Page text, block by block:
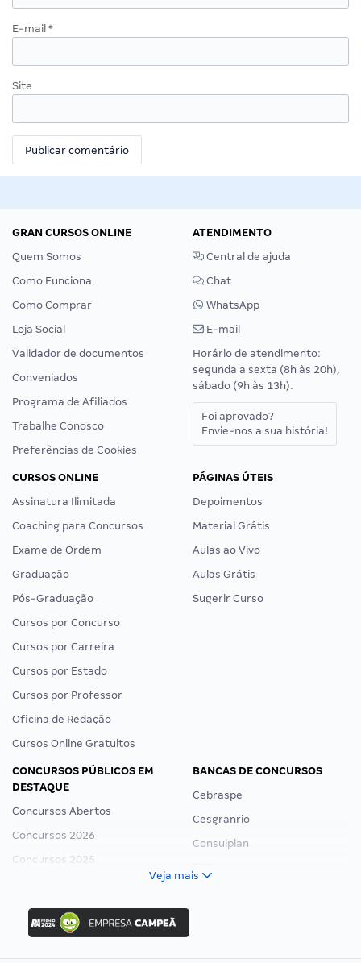
E-mail *
Site
GRAN CURSOS ONLINE
Quem Somos
Como Funciona
Como Comprar
Loja Social
Validador de documentos
Conveniados
Programa de Afiliados
Trabalhe Conosco
Preferências de Cookies
ATENDIMENTO
Central de ajuda
Chat
WhatsApp
E-mail
Horário de atendimento:
segunda a sexta (8h às 20h),
sábado (9h às 13h).
Foi aprovado?
Envie-nos a sua história!
CURSOS ONLINE
Assinatura Ilimitada
Coaching para Concursos
Exame de Ordem
Graduação
Pós-Graduação
Cursos por Concurso
Cursos por Carreira
Cursos por Estado
Cursos por Professor
Oficina de Redação
Cursos Online Gratuitos
PÁGINAS ÚTEIS
Depoimentos
Material Grátis
Aulas ao Vivo
Aulas Grátis
Sugerir Curso
CONCURSOS PÚBLICOS EM
DESTAQUE
Concursos Abertos
Concursos 2026
Concursos 2025
Concurso Ibama
Concurso MPU
Editais publicados
BANCAS DE CONCURSOS
Cebraspe
Cesgranrio
Consulplan
Veja mais